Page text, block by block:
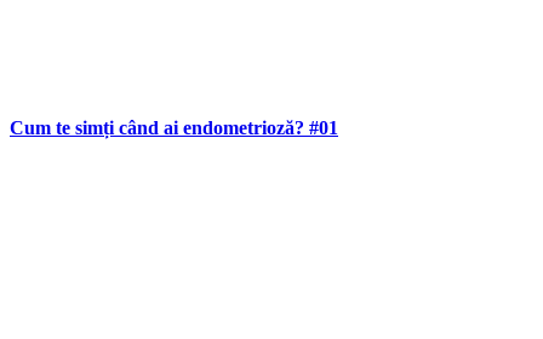
Cum te simți când ai endometrioză? #01